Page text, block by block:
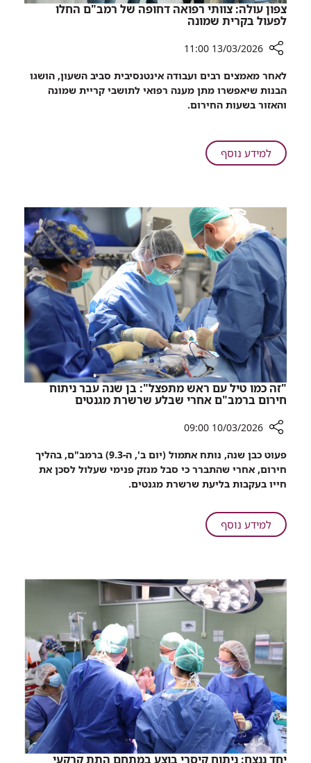
צפון עולה: צוותי רפואה דחופה של רמב"ם החלו
לפעול בקרית שמונה
שיתוף
צפון
עולה:
רפואה
דחופה
בקרית
שמונה
13/03/2026 11:00
לאחר מאמצים רבים ועבודה אינטנסיבית סביב השעון, הושגו
הבנות שיאפשרו מתן מענה רפואי לתושבי קריית שמונה
והאזור בשעות החירום.
למידע נוסףעל
צפון
רפואה
דחופה
של
רמב"ם
החלו
לפעול
בקרית
שמונה
"זה כמו טיל עם ראש מתפצל": בן שנה עבר ניתוח
חירום ברמב"ם אחרי שבלע שרשרת מגנטים
שיתוף
"זה
כמו
עם
ראש
שנה
עבר
ברמב"ם
אחרי
שבלע
מגנטים
10/03/2026 09:00
פעוט כבן שנה, נותח אתמול (יום ב', ה-9.3) ברמב"ם, בהליך
חירום, אחרי שהתברר כי סבל מנזק פנימי שעלול לסכן את
חייו בעקבות בליעת שרשרת מגנטים.
למידע נוסףעל
"זה
עם
ראש
מתפצל":
בן
שנה
עבר
ניתוח
חירום
ברמב"ם
אחרי
שבלע
שרשרת
יחד ננצח: ניתוח קיסרי בוצע במתחם התת קרקעי